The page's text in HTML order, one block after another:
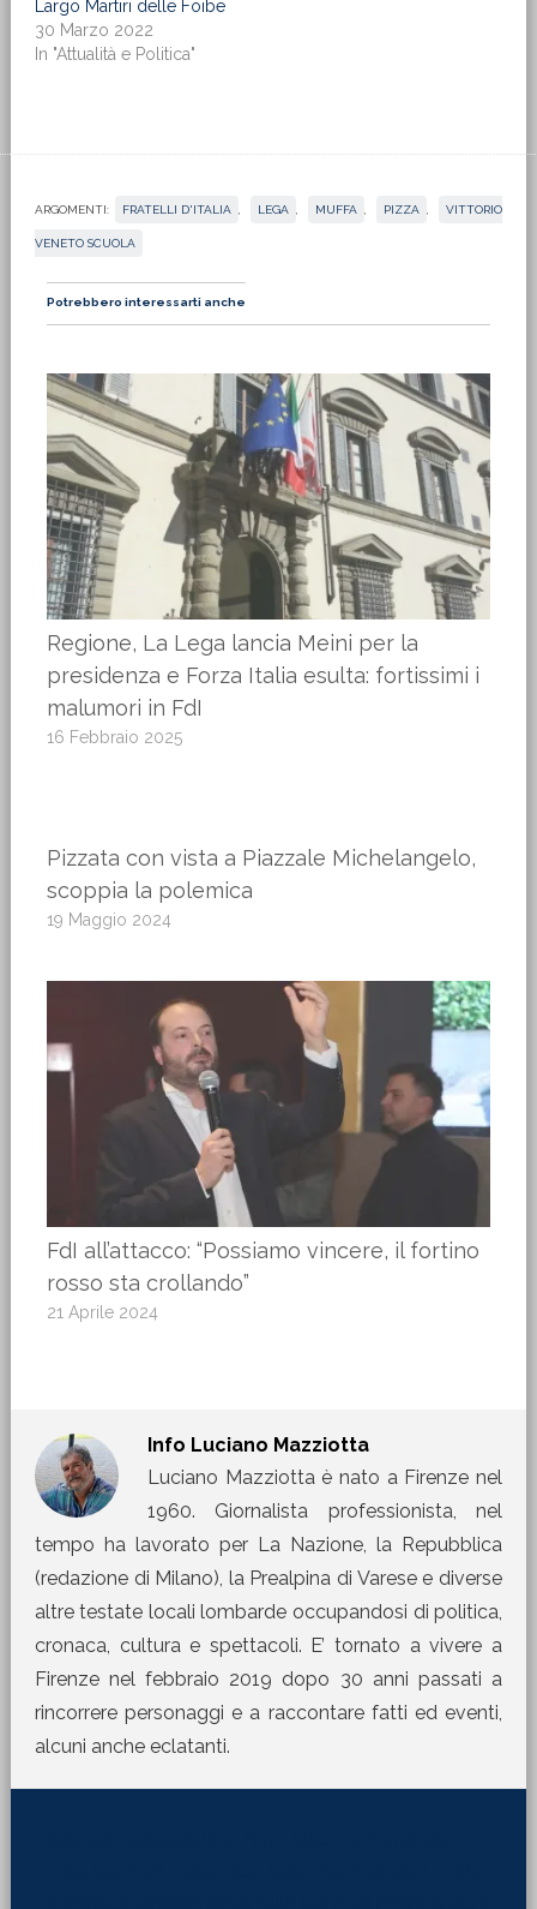
Largo Martiri delle Foibe
30 Marzo 2022
In "Attualità e Politica"
ARGOMENTI: FRATELLI D'ITALIA LEGA MUFFA PIZZA VITTORIO
VENETO SCUOLA
Potrebbero interessarti anche
Regione, La Lega lancia Meini per la
presidenza e Forza Italia esulta: fortissimi i
malumori in FdI
16 Febbraio 2025
Pizzata con vista a Piazzale Michelangelo,
scoppia la polemica
19 Maggio 2024
FdI all’attacco: “Possiamo vincere, il fortino
rosso sta crollando”
21 Aprile 2024
Info Luciano Mazziotta
Luciano Mazziotta è nato a Firenze nel
1960. Giornalista professionista, nel
tempo ha lavorato per La Nazione, la Repubblica
(redazione di Milano), la Prealpina di Varese e diverse
altre testate locali lombarde occupandosi di politica,
cronaca, cultura e spettacoli. E’ tornato a vivere a
Firenze nel febbraio 2019 dopo 30 anni passati a
rincorrere personaggi e a raccontare fatti ed eventi,
alcuni anche eclatanti.